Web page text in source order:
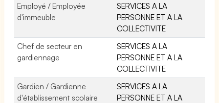
Employé / Employée
d'immeuble
SERVICES A LA
PERSONNE ET A LA
COLLECTIVITE
Chef de secteur en
gardiennage
SERVICES A LA
PERSONNE ET A LA
COLLECTIVITE
Gardien / Gardienne
d'établissement scolaire
SERVICES A LA
PERSONNE ET A LA